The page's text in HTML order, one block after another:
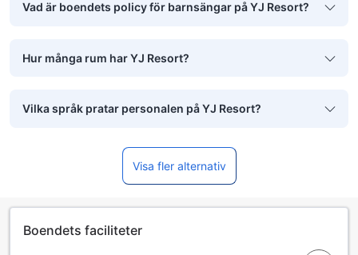
Vad är boendets policy för barnsängar på YJ Resort?
Hur många rum har YJ Resort?
Vilka språk pratar personalen på YJ Resort?
Visa fler alternativ
Boendets faciliteter